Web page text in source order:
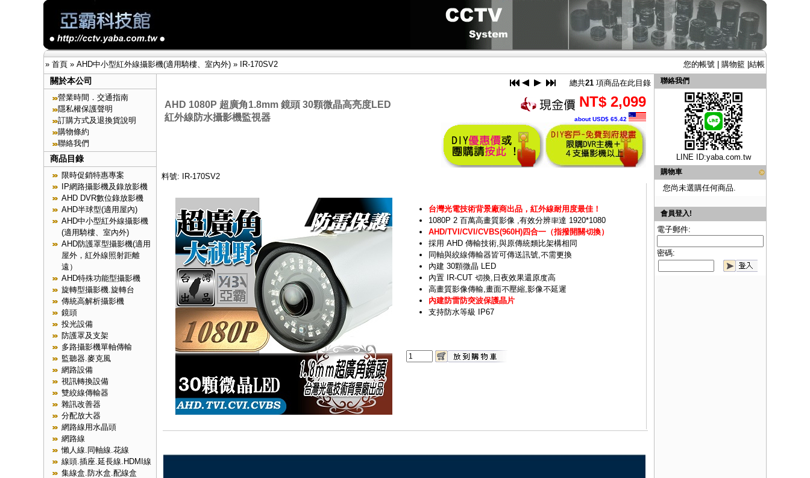
» 首頁 » AHD中小型紅外線攝影機(適用騎樓、室內外) » IR-170SV2 您的帳號 購物籃 結帳
關於本公司
營業時間．交通指南
隱私權保護聲明
訂購方式及退換貨說明
購物條約
聯絡我們
商品目錄
限時促銷特惠專案
IP網路攝影機及錄放影機
AHD DVR數位錄放影機
AHD半球型(適用屋內)
AHD中小型紅外線攝影機
(適用騎樓、室內外)
AHD防護罩型攝影機(適用
屋外，紅外線照射距離
遠）
AHD特殊功能型攝影機
旋轉型攝影機.旋轉台
傳統高解析攝影機
鏡頭
投光設備
防護罩及支架
多路攝影機單軸傳輸
監聽器.麥克風
網路設備
視訊轉換設備
雙絞線傳輸器
雜訊改善器
分配放大器
網路線用水晶頭
網路線
懶人線.同軸線.花線
線頭.插座.延長線.HDMI線
集線盒.防水盒.配線盒
總共21 項商品在此目錄
AHD 1080P 超廣角1.8mm 鏡頭 30顆微晶高亮度LED
紅外線防水攝影機監視器
NT$ 2,099
about USD$ 65.42
料號: IR-170SV2
台灣光電技術背景廠商出品，紅外線耐用度最佳！
1080P 2 百萬高畫質影像 ,有效分辨率達 1920*1080
AHD/TVI/CVI/CVBS(960H)四合一（指撥開關切換）
採用 AHD 傳輸技術,與原傳統類比架構相同
同軸與絞線傳輸器皆可傳送訊號,不需更換
內建 30顆微晶 LED
內置 IR-CUT 切換,日夜效果還原度高
高畫質影像傳輸,畫面不壓縮,影像不延遲
內建防雷防突波保護晶片
支持防水等級 IP67
聯絡我們
LINE ID:yaba.com.tw
購物車
您尚未選購任何商品.
會員登入!
電子郵件:
密碼: